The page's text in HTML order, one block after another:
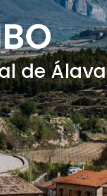
de Álava